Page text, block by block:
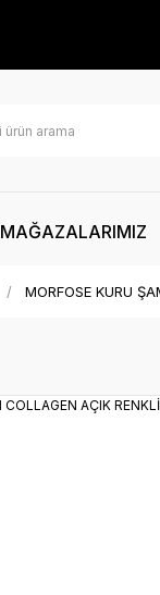
MAĞAZALARIMIZ
MORFOSE KURU